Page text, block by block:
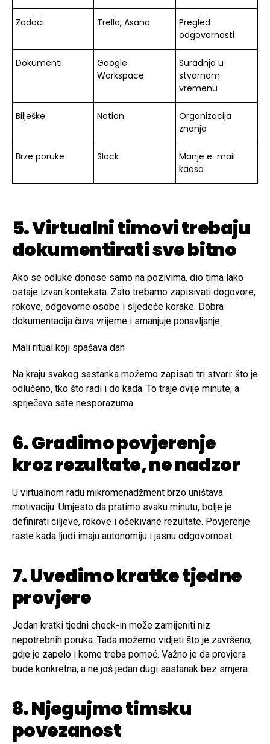
Zadaci Trello, Asana
Pregled
odgovornosti
Dokumenti
Google
Workspace
Suradnja u
stvarnom
vremenu
Bilješke Notion
Organizacija
znanja
Brze poruke Slack
Manje e-mail
kaosa
5. Virtualni timovi trebaju
dokumentirati sve bitno
Ako se odluke donose samo na pozivima, dio tima lako
ostaje izvan konteksta. Zato trebamo zapisivati dogovore,
rokove, odgovorne osobe i sljedeće korake. Dobra
dokumentacija čuva vrijeme i smanjuje ponavljanje.
Mali ritual koji spašava dan
Na kraju svakog sastanka možemo zapisati tri stvari: što je
odlučeno, tko što radi i do kada. To traje dvije minute, a
sprječava sate nesporazuma.
6. Gradimo povjerenje
kroz rezultate, ne nadzor
U virtualnom radu mikromenadžment brzo uništava
motivaciju. Umjesto da pratimo svaku minutu, bolje je
definirati ciljeve, rokove i očekivane rezultate. Povjerenje
raste kada ljudi imaju autonomiju i jasnu odgovornost.
7. Uvedimo kratke tjedne
provjere
Jedan kratki tjedni check-in može zamijeniti niz
nepotrebnih poruka. Tada možemo vidjeti što je završeno,
gdje je zapelo i kome treba pomoć. Važno je da provjera
bude konkretna, a ne još jedan dugi sastanak bez smjera.
8. Njegujmo timsku
povezanost